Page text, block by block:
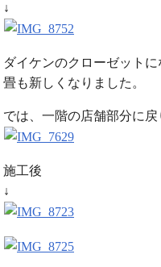
↓
ダイケンのクローゼットに
畳も新しくなりました。
では、一階の店舗部分に戻
施工後
↓